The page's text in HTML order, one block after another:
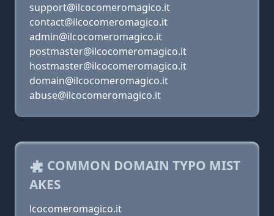
support@ilcocomeromagico.it
contact@ilcocomeromagico.it
admin@ilcocomeromagico.it
postmaster@ilcocomeromagico.it
hostmaster@ilcocomeromagico.it
domain@ilcocomeromagico.it
abuse@ilcocomeromagico.it
COMMON DOMAIN TYPO MIST
AKES
lcocomeromagico.it